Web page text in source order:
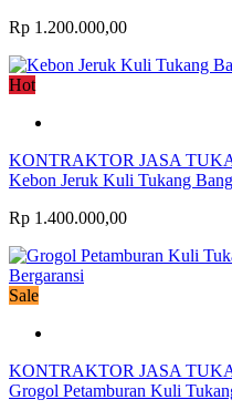
Rp 1.200.000,00
Hot
KONTRAKTOR JASA
Kebon Jeruk Kuli Tukang
Rp 1.400.000,00
Sale
KONTRAKTOR JASA
Grogol Petamburan Kuli